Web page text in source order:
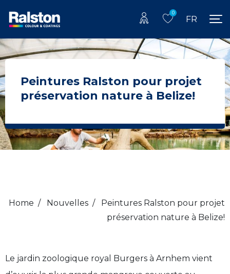
0
FR
Peintures Ralston pour projet
préservation nature à Belize!
Home / Nouvelles / Peintures Ralston pour projet
préservation nature à Belize!
Le jardin zoologique royal Burgers à Arnhem vient